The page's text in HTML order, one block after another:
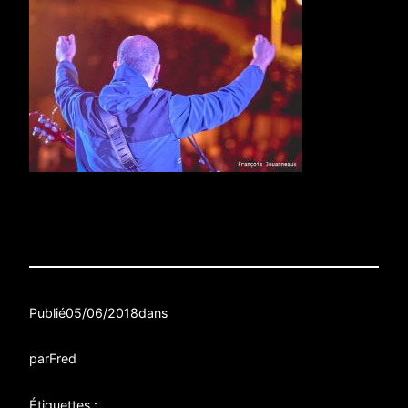
Publié05/06/2018dans
parFred
Étiquettes :